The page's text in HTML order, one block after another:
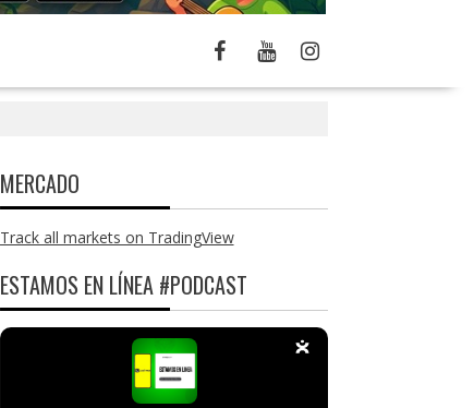
MERCADO
Track all markets on TradingView
ESTAMOS EN LÍNEA #PODCAST